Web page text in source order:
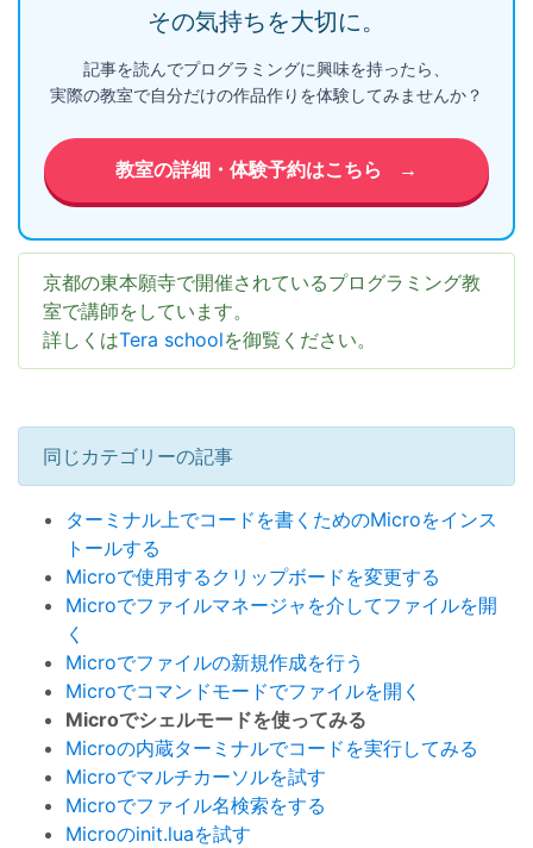
その気持ちを大切に。
記事を読んでプログラミングに興味を持ったら、
実際の教室で自分だけの作品作りを体験してみませんか？
教室の詳細・体験予約はこちら →
京都の東本願寺で開催されているプログラミング教
室で講師をしています。
詳しくはTera schoolを御覧ください。
同じカテゴリーの記事
ターミナル上でコードを書くためのMicroをインス
トールする
Microで使用するクリップボードを変更する
Microでファイルマネージャを介してファイルを開
く
Microでファイルの新規作成を行う
Microでコマンドモードでファイルを開く
Microでシェルモードを使ってみる
Microの内蔵ターミナルでコードを実行してみる
Microでマルチカーソルを試す
Microでファイル名検索をする
Microのinit.luaを試す